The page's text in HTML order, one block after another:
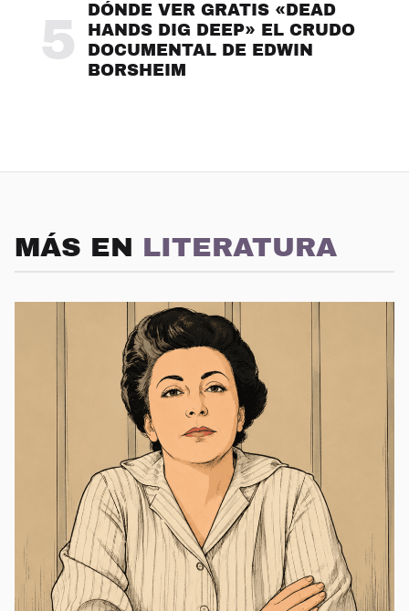
5
DÓNDE VER GRATIS «DEAD
HANDS DIG DEEP» EL CRUDO
DOCUMENTAL DE EDWIN
BORSHEIM
MÁS EN LITERATURA